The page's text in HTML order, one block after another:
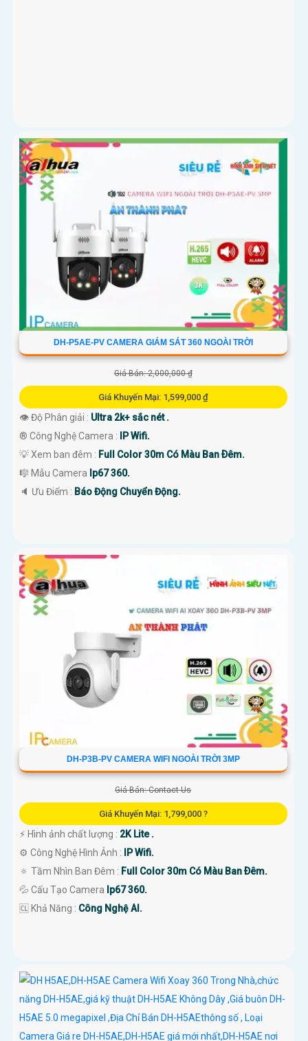
DH-P5AE-PV CAMERA GIÁM SÁT 360 NGOÀI TRỜI
Giá Bán: 2,000,000 ₫
Giá Khuyến Mại: 1,599,000 ₫
👁 Độ Phân giải : Ultra 2k+ sắc nét .
®️ Công Nghệ Camera :
IP Wifi.
💡 Xem ban đêm : Full Color 30m Có Màu Ban Ðêm.
🎼️ Mẫu Camera Ip67 360.
️🔈 Ưu Điểm : Báo Động Chuyển Động.
DH-P3B-PV CAMERA WIFI NGOÀI TRỜI 3MP
Giá Bán: Contact Us
Giá Khuyến Mại: 1,799,000 ?
️⚡ Hình ảnh chất lượng : 2K Lite .
⚙ Công Nghệ Hình Ảnh :
IP Wifi.
🔅 Tầm Nhìn Ban Đêm : Full Color 30m Có Màu Ban Ðêm.
💦 Cấu Tạo Camera Ip67 360.
️🆑 Khả Năng : Công Nghệ AI.